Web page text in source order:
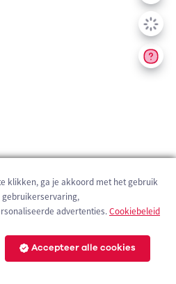
klikken, ga je akkoord met het gebruik
advertenties.Cookiebeleid
Accepteer alle cookies